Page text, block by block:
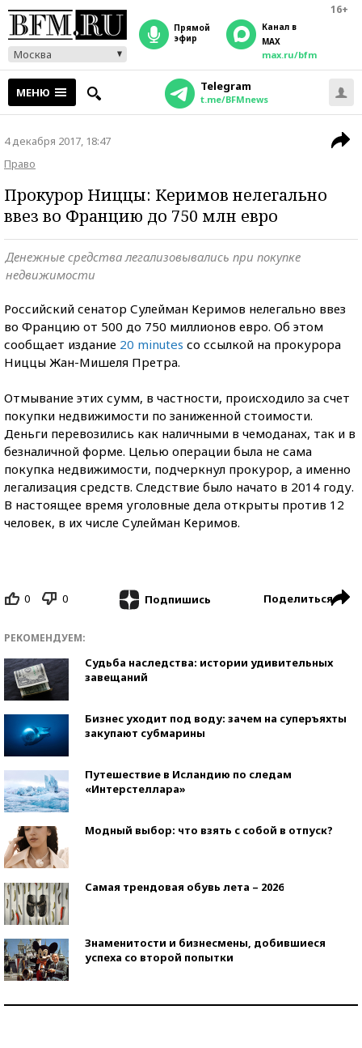
16+
Москва
прямой
эфир
Канал в
MAX
max.ru/bfm
МЕНЮ Telegram
t.me/BFMnews
4 декабря 2017, 18:47
Право
Прокурор Ниццы: Керимов нелегально
ввез во Францию до 750 млн евро
Денежные средства легализовывались при покупке
недвижимости
Российский сенатор Сулейман Керимов нелегально ввез
во Францию от 500 до 750 миллионов евро. Об этом
сообщает издание 20 minutes со ссылкой на прокурора
Ниццы Жан-Мишеля Претра.
Отмывание этих сумм, в частности, происходило за счет
покупки недвижимости по заниженной стоимости.
Деньги перевозились как наличными в чемоданах, так и в
безналичной форме. Целью операции была не сама
покупка недвижимости, подчеркнул прокурор, а именно
легализация средств. Следствие было начато в 2014 году.
В настоящее время уголовные дела открыты против 12
человек, в их числе Сулейман Керимов.
0 0 Подпишись Поделиться
РЕКОМЕНДУЕМ:
Судьба наследства: истории удивительных
завещаний
Бизнес уходит под воду: зачем на суперъяхты
закупают субмарины
Путешествие в Исландию по следам
«Интерстеллара»
Модный выбор: что взять с собой в отпуск?
Самая трендовая обувь лета – 2026
Знаменитости и бизнесмены, добившиеся
успеха со второй попытки